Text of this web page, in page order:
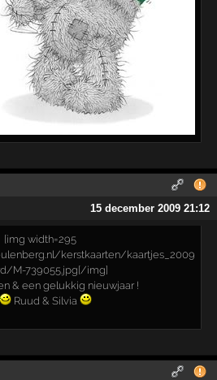
15 december 2009 21:12
& een gelukkig nieuwjaar !
Ruud & Silvia